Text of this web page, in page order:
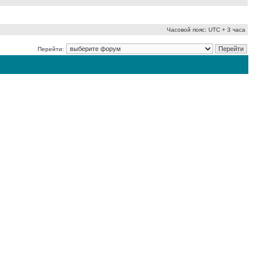
Часовой пояс: UTC + 3 часа
Перейти: